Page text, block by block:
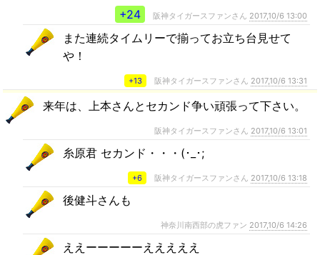
+24
阪神タイガースファンさん 2017,10/6 13:00
また連続タイムリーで揃ってお立ち台見せて
や！
+13 阪神タイガースファンさん 2017,10/6 13:31
来年は、上本さんとセカンド争い頑張って下さい。
阪神タイガースファンさん 2017,10/6 13:01
糸原君 セカンド・・・(･_･;
+6 阪神タイガースファンさん 2017,10/6 13:18
後健斗さんも
神奈川南西部の虎ファン 2017,10/6 14:26
ええーーーーーえええええ